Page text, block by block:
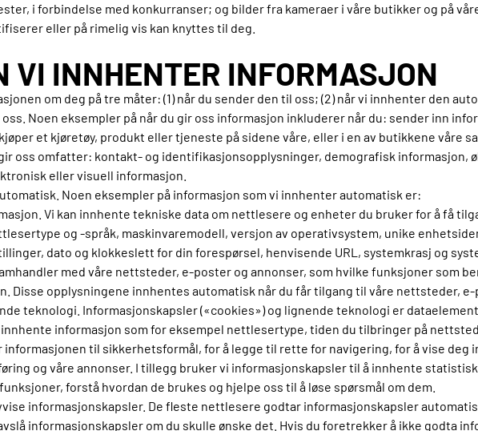
i forbindelse med konkurranser; og bilder fra kameraer i våre butikker og på
eller på rimelig vis kan knyttes til deg.
VI INNHENTER INFORMASJON
om deg på tre måter: (1) når du sender den til oss; (2) når vi innhenter den
Noen eksempler på når du gir oss informasjon inkluderer når du: sender inn
et kjøretøy, produkt eller tjeneste på sidene våre, eller i en av butikkene våre
oss omfatter: kontakt- og identifikasjonsopplysninger, demografisk informasjon,
eller visuell informasjon.
Noen eksempler på informasjon som vi innhenter automatisk er:
Vi kan innhente tekniske data om nettlesere og enheter du bruker for å få
og -språk, maskinvaremodell, versjon av operativsystem, unike
dato og klokkeslett for din forespørsel, henvisende URL, systemkrasj og
med våre nettsteder, e-poster og annonser, som hvilke funksjoner som
Disse opplysningene innhentes automatisk når du får tilgang til våre nettsteder, e-
teknologi. Informasjonskapsler («cookies») og lignende teknologi er
informasjon som for eksempel nettlesertype, tiden du tilbringer på
til sikkerhetsformål, for å legge til rette for navigering, for å vise deg
og våre annonser. I tillegg bruker vi informasjonskapsler til å innhente
forstå hvordan de brukes og hjelpe oss til å løse spørsmål om dem.
informasjonskapsler. De fleste nettlesere godtar informasjonskapsler
informasjonskapsler om du skulle ønske det. Hvis du foretrekker å ikke godta